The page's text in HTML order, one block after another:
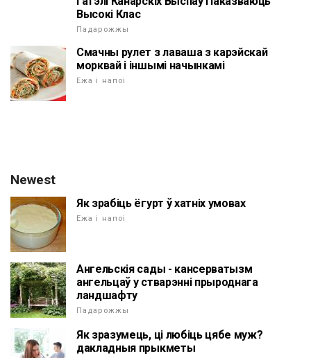
Высокі Клас
Падарожжы
Смачны рулет з лаваша з карэйскай
морквай і іншымі начынкамі
Ежа і напоі
Newest
Як зрабіць ёгурт ў хатніх умовах
Ежа і напоі
Ангельскія сады - кансерватызм
ангельцаў у стварэнні прыроднага
ландшафту
Падарожжы
Як зразумець, ці любіць цябе муж?
дакладныя прыкметы